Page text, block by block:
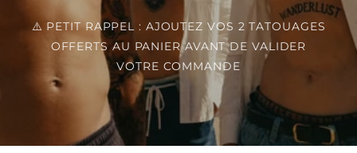
⚠️ PETIT RAPPEL : AJOUTEZ VOS 2 TATOUAGES
OFFERTS AU PANIER AVANT DE VALIDER
VOTRE COMMANDE